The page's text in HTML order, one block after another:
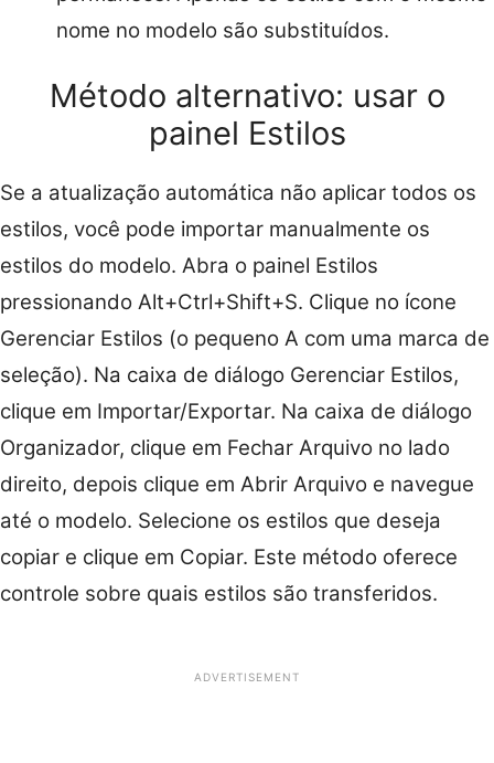
nome no modelo são substituídos.
Método alternativo: usar o
painel Estilos
Se a atualização automática não aplicar todos os
estilos, você pode importar manualmente os
estilos do modelo. Abra o painel Estilos
pressionando Alt+Ctrl+Shift+S. Clique no ícone
Gerenciar Estilos (o pequeno A com uma marca de
seleção). Na caixa de diálogo Gerenciar Estilos,
clique em Importar/Exportar. Na caixa de diálogo
Organizador, clique em Fechar Arquivo no lado
direito, depois clique em Abrir Arquivo e navegue
até o modelo. Selecione os estilos que deseja
copiar e clique em Copiar. Este método oferece
controle sobre quais estilos são transferidos.
ADVERTISEMENT